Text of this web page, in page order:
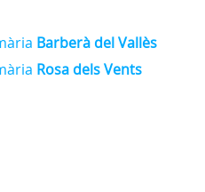
Barberà del Vallès
Rosa dels Vents